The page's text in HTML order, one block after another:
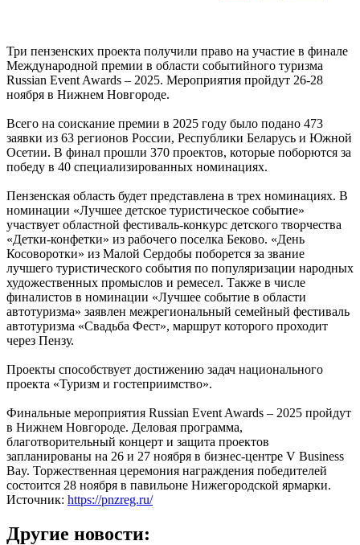
Три пензенских проекта получили право на участие в финале
Международной премии в области событийного туризма
Russian Event Awards – 2025. Мероприятия пройдут 26-28
ноября в Нижнем Новгороде.
Всего на соискание премии в 2025 году было подано 473
заявки из 63 регионов России, Республики Беларусь и Южной
Осетии. В финал прошли 370 проектов, которые поборются за
победу в 40 специализированных номинациях.
Пензенская область будет представлена в трех номинациях. В
номинации «Лучшее детское туристическое событие»
участвует областной фестиваль-конкурс детского творчества
«Детки-конфетки» из рабочего поселка Беково. «День
Косоворотки» из Малой Сердобы поборется за звание
лучшего туристического события по популяризации народных
художественных промыслов и ремесел. Также в числе
финалистов в номинации «Лучшее событие в области
автотуризма» заявлен межрегиональный семейный фестиваль
автотуризма «Свадьба Фест», маршрут которого проходит
через Пензу.
Проекты способствует достижению задач национального
проекта «Туризм и гостеприимство».
Финальные мероприятия Russian Event Awards – 2025 пройдут
в Нижнем Новгороде. Деловая программа,
благотворительный концерт и защита проектов
запланированы на 26 и 27 ноября в бизнес-центре V Business
Bay. Торжественная церемония награждения победителей
состоится 28 ноября в павильоне Нижегородской ярмарки.
Источник: https://pnzreg.ru/
Другие новости: